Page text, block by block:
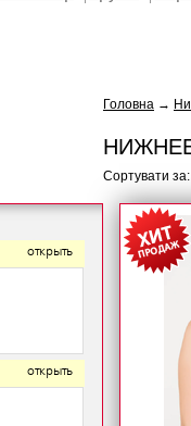
открыть
открыть
Головна →
НИЖНЕЕ
Сортувати за: